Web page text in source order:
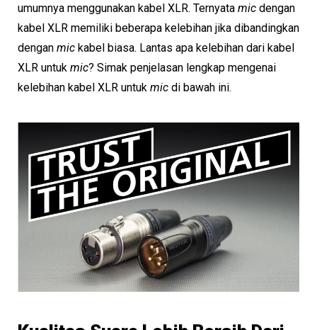
umumnya menggunakan kabel XLR. Ternyata mic dengan
kabel XLR memiliki beberapa kelebihan jika dibandingkan
dengan mic kabel biasa. Lantas apa kelebihan dari kabel
XLR untuk mic? Simak penjelasan lengkap mengenai
kelebihan kabel XLR untuk mic di bawah ini.